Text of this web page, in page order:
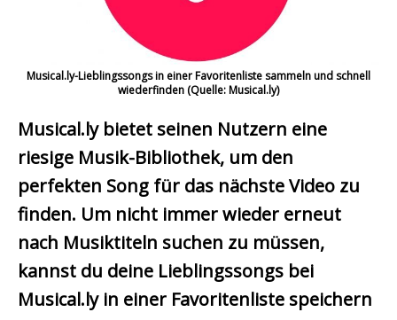
Musical.ly-Lieblingssongs in einer Favoritenliste sammeln und schnell
wiederfinden (Quelle: Musical.ly)
Musical.ly bietet seinen Nutzern eine
riesige Musik-Bibliothek, um den
perfekten Song für das nächste Video zu
finden. Um nicht immer wieder erneut
nach Musiktiteln suchen zu müssen,
kannst du deine Lieblingssongs bei
Musical.ly in einer Favoritenliste speichern